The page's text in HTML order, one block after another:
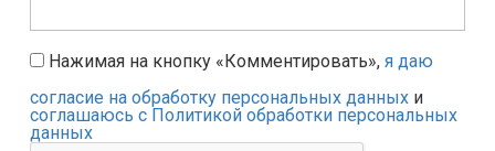
Нажимая на кнопку «Комментировать», я даю
согласие на обработку персональных данных и
соглашаюсь с Политикой обработки персональных
данных